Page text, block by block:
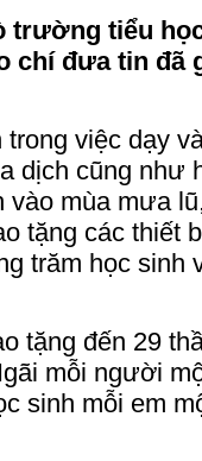
trường tiểu
chí đưa tin đã
việc dạy
dịch cũng như
mùa mưa
tặng các thiết
trăm học sinh
tặng đến 29
mỗi người
sinh mỗi em